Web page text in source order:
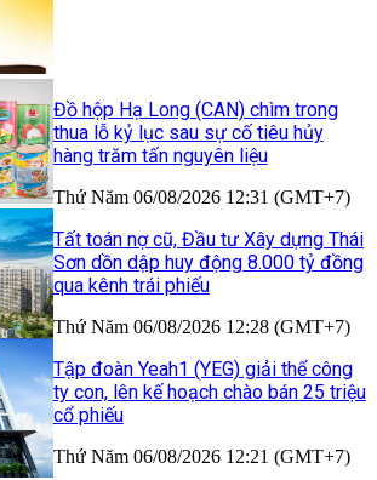
Đồ hộp Hạ Long (CAN) chìm trong
thua lỗ kỷ lục sau sự cố tiêu hủy
hàng trăm tấn nguyên liệu
Thứ Năm 06/08/2026 12:31 (GMT+7)
Tất toán nợ cũ, Đầu tư Xây dựng Thái
Sơn dồn dập huy động 8.000 tỷ đồng
qua kênh trái phiếu
Thứ Năm 06/08/2026 12:28 (GMT+7)
Tập đoàn Yeah1 (YEG) giải thể công
ty con, lên kế hoạch chào bán 25 triệu
cổ phiếu
Thứ Năm 06/08/2026 12:21 (GMT+7)